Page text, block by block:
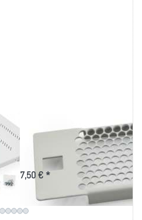
19 Zoll perforierte
Blindplatten mit
Kunstoffclips
7,50 € *